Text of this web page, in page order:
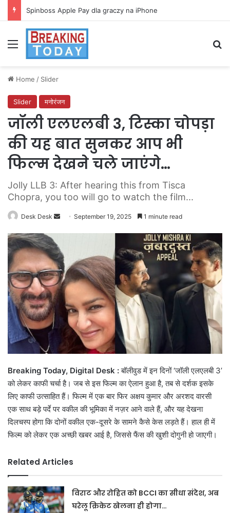
Spinboss Apple Pay dla graczy na iPhone
Menu
Home / Slider
Slider मनोरंजन
जॉली एलएलबी 3, टिस्का चोपड़ा
की यह बात सुनकर आप भी
फिल्म देखने चले जाएंगे…
Jolly LLB 3: After hearing this from Tisca
Chopra, you too will go to watch the film...
Desk Desk
SendSeptember 19, 2025 1 minute read
Breaking Today, Digital Desk :बॉलीवुड में इन दिनों ‘जॉली एलएलबी 3’
को लेकर काफी चर्चा है। जब से इस फिल्म का ऐलान हुआ है, तब से दर्शक इसके
लिए काफी उत्साहित हैं। फिल्म में एक बार फिर अक्षय कुमार और अरशद वारसी
एक साथ बड़े पर्दे पर वकील की भूमिका में नज़र आने वाले हैं, और यह देखना
दिलचस्प होगा कि दोनों वकील एक-दूसरे के सामने कैसे केस लड़ते हैं। हाल ही में
फिल्म को लेकर एक अच्छी खबर आई है, जिससे फैंस की खुशी दोगुनी हो जाएगी।
Related Articles
विराट और रोहित को BCCI का सीधा संदेश, अब
घरेलू क्रिकेट खेलना ही होगा…